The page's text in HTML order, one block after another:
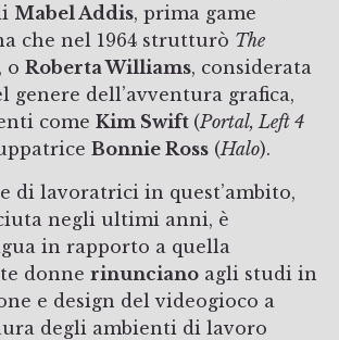
Mabel Addis, prima game
che nel 1964 strutturò The
, o Roberta Williams, considerata
genere dell’avventura grafica,
come Kim Swift (Portal, Left 4
Bonnie Ross (Halo).
di lavoratrici in quest’ambito,
negli ultimi anni, è
in rapporto a quella
donne rinunciano agli studi in
e design del videogioco a
degli ambienti di lavoro